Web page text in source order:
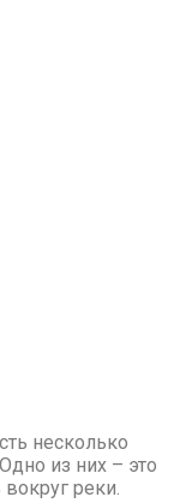
несколько
из них – это
вокруг реки.